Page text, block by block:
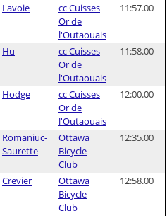
Lavoie
cc Cuisses
Or de
l'Outaouais
11:57.00
Hu
cc Cuisses
Or de
l'Outaouais
11:58.00
Hodge
cc Cuisses
Or de
l'Outaouais
12:00.00
Romaniuc-
Saurette
Ottawa
Bicycle
Club
12:35.00
Crevier
Ottawa
Bicycle
Club
12:58.00